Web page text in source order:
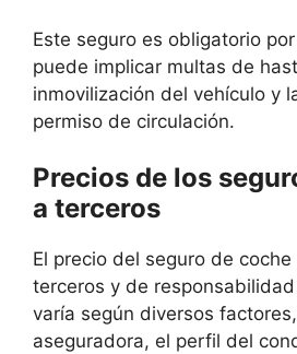
Este seguro es obligatorio
puede implicar multas de
inmovilización del vehículo y
permiso de circulación.
Precios de los
a terceros
El precio del seguro de coche
terceros y de
varía según diversos
aseguradora, el perfil del